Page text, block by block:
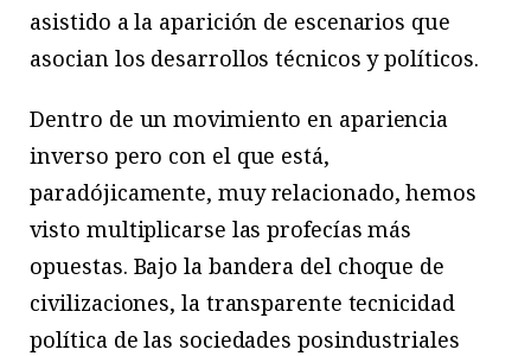
asistido a la aparición de escenarios que
asocian los desarrollos técnicos y políticos.
Dentro de un movimiento en apariencia
inverso pero con el que está,
paradójicamente, muy relacionado, hemos
visto multiplicarse las profecías más
opuestas. Bajo la bandera del choque de
civilizaciones, la transparente tecnicidad
política de las sociedades posindustriales